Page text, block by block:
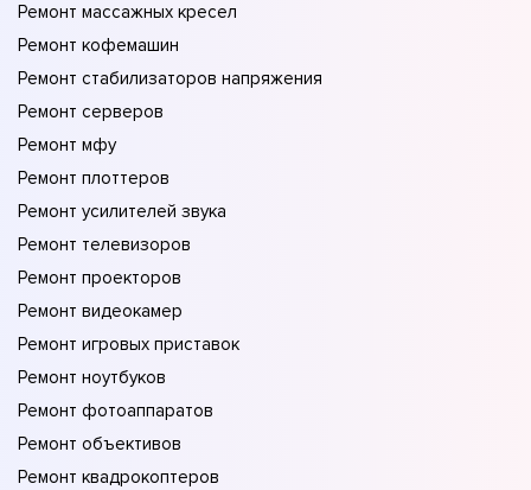
Ремонт массажных кресел
Ремонт кофемашин
Ремонт стабилизаторов напряжения
Ремонт серверов
Ремонт мфу
Ремонт плоттеров
Ремонт усилителей звука
Ремонт телевизоров
Ремонт проекторов
Ремонт видеокамер
Ремонт игровых приставок
Ремонт ноутбуков
Ремонт фотоаппаратов
Ремонт объективов
Ремонт квадрокоптеров